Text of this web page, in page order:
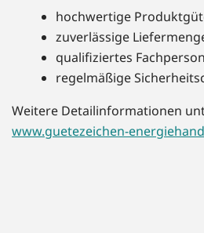
hochwertige
zuverlässige
qualifiziertes
regelmäßige
Weitere Detailinformationen
www.guetezeichen-